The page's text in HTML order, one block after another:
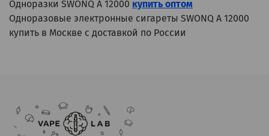
Одноразки SWONQ A 12000 купить оптом
Одноразовые электронные сигареты SWONQ A 12000
купить в Москве с доставкой по России